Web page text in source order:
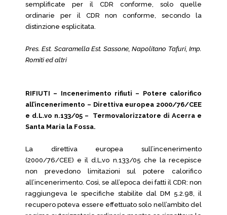
semplificate per il CDR conforme, solo quelle
ordinarie per il CDR non conforme, secondo la
distinzione esplicitata.
Pres. Est. Scaramella Est. Sassone, Napolitano Tafuri, Imp.
Romiti ed altri
RIFIUTI – Incenerimento rifiuti – Potere calorifico
all’incenerimento – Direttiva europea 2000/76/CEE
e d.L.vo n.133/05 – Termovalorizzatore di Acerra e
Santa Maria la Fossa.
La direttiva europea sull’incenerimento
(2000/76/CEE) e il d.L.vo n.133/05 che la recepisce
non prevedono limitazioni sul potere calorifico
all’incenerimento. Così, se all’epoca dei fatti il CDR: non
raggiungeva le specifiche stabilite dal DM 5.2.98, il
recupero poteva essere effettuato solo nell’ambito del